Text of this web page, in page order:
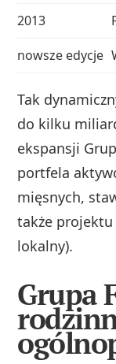
2013
nowsze edycje
Tak
do kilku
ekspansji
portfela
mięsnych,
także
lokalny).
Grupa